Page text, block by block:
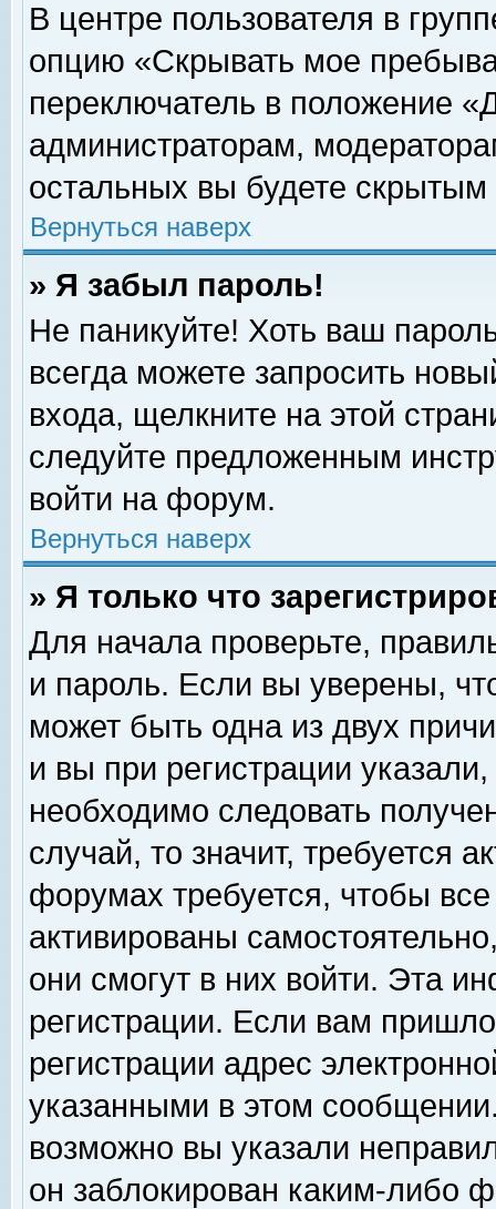
В центре пользователя в
опцию «Скрывать мое
переключатель в положение
администраторам,
остальных вы будете скрытым
Вернуться наверх
» Я забыл пароль!
Не паникуйте! Хоть ваш
всегда можете запросить
входа, щелкните на этой
следуйте предложенным
войти на форум.
Вернуться наверх
» Я только что
Для начала проверьте,
и пароль. Если вы уверены,
может быть одна из двух
и вы при регистрации
необходимо следовать
случай, то значит, требуется
форумах требуется, чтобы
активированы
они смогут в них войти. Эта
регистрации. Если вам
регистрации адрес
указанными в этом
возможно вы указали
он заблокирован каким-либо